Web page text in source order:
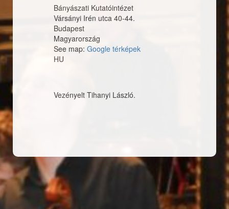
Bányászati Kutatóintézet
Vársányi Irén utca 40-44.
Budapest
Magyarország
See map: Google térképek
HU
Vezényelt Tihanyi László.